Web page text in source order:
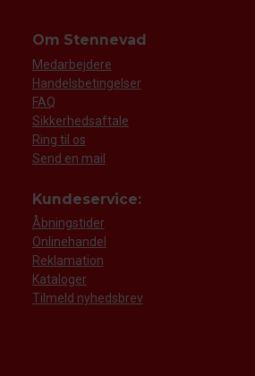
Om Stennevad
Medarbejdere
Handelsbetingelser
FAQ
Sikkerhedsaftale
Ring til os
Send en mail
Kundeservice:
Åbningstider
Onlinehandel
Reklamation
Kataloger
Tilmeld nyhedsbrev